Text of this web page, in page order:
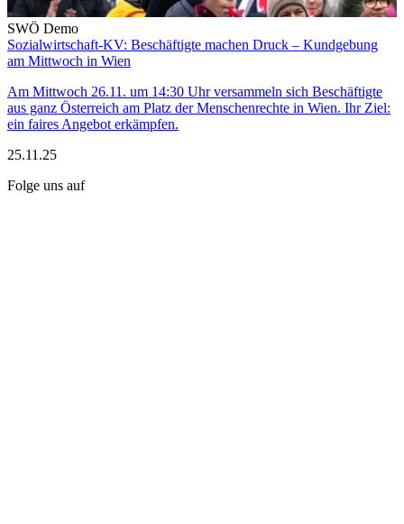
SWÖ Demo
Sozialwirtschaft-KV: Beschäftigte machen Druck – Kundgebung
am Mittwoch in Wien
Am Mittwoch 26.11. um 14:30 Uhr versammeln sich Beschäftigte
aus ganz Österreich am Platz der Menschenrechte in Wien. Ihr Ziel:
ein faires Angebot erkämpfen.
25.11.25
Folge uns auf